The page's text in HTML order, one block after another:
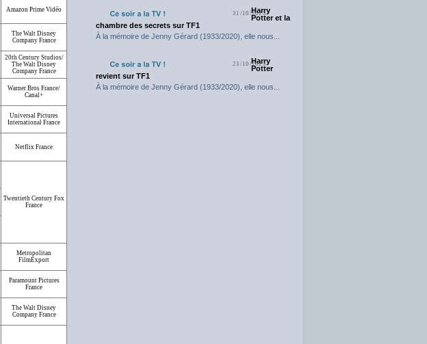
Amazon Prime Vidéo
The Walt Disney
Company France
20th Century Studios/
The Walt Disney
Company France
Warner Bros France/
Canal+
Universal Pictures
International France
Netflix France
Twentieth Century Fox
France
Metropolitan
FilmExport
Paramount Pictures
France
The Walt Disney
Company France
31/10/2023
Harry
Potter et la
chambre des secrets sur TF1
À la mémoire de Jenny Gérard (1933/2020), elle nous...
23/10/2023
Harry
Potter
revient sur TF1
À la mémoire de Jenny Gérard (1933/2020), elle nous...